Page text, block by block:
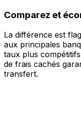
Comparez et
La différence est
aux principales
taux plus
de frais cachés
transfert.